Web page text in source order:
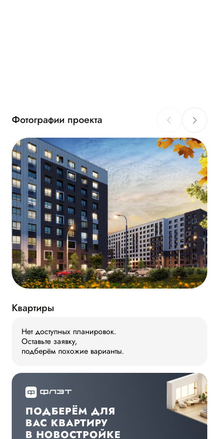
Фотографии проекта
Квартиры
Нет доступных планировок.
Оставьте заявку,
подберём похожие варианты.
ПОДБЕРЁМ ДЛЯ
ВАС КВАРТИРУ
В НОВОСТРОЙКЕ